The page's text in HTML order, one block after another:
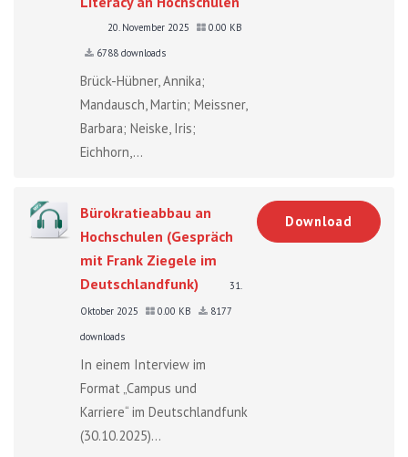
20. November 2025
0.00 KB
6788 downloads
Brück-Hübner, Annika;
Mandausch, Martin; Meissner,
Barbara; Neiske, Iris;
Eichhorn,...
Bürokratieabbau an
Hochschulen (Gespräch
mit Frank Ziegele im
Deutschlandfunk)
31.
Oktober 2025
0.00 KB
8177
downloads
In einem Interview im
Format „Campus und
Karriere“ im Deutschlandfunk
(30.10.2025)...
Download